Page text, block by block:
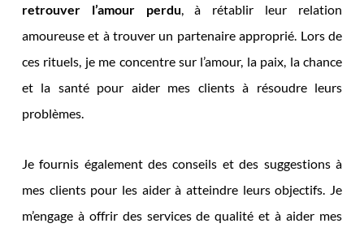
retrouver l’amour perdu , à rétablir leur relation
amoureuse et à trouver un partenaire approprié. Lors de
ces rituels, je me concentre sur l’amour, la paix, la chance
et la santé pour aider mes clients à résoudre leurs
problèmes.
Je fournis également des conseils et des suggestions à
mes clients pour les aider à atteindre leurs objectifs. Je
m’engage à offrir des services de qualité et à aider mes